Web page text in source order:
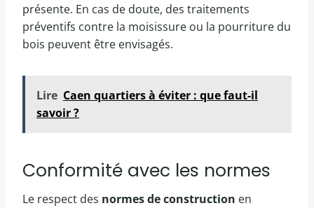
présente. En cas de doute, des traitements
préventifs contre la moisissure ou la pourriture du
bois peuvent être envisagés.
Lire Caen quartiers à éviter : que faut-il
savoir ?
Conformité avec les normes
Le respect des normes de construction en